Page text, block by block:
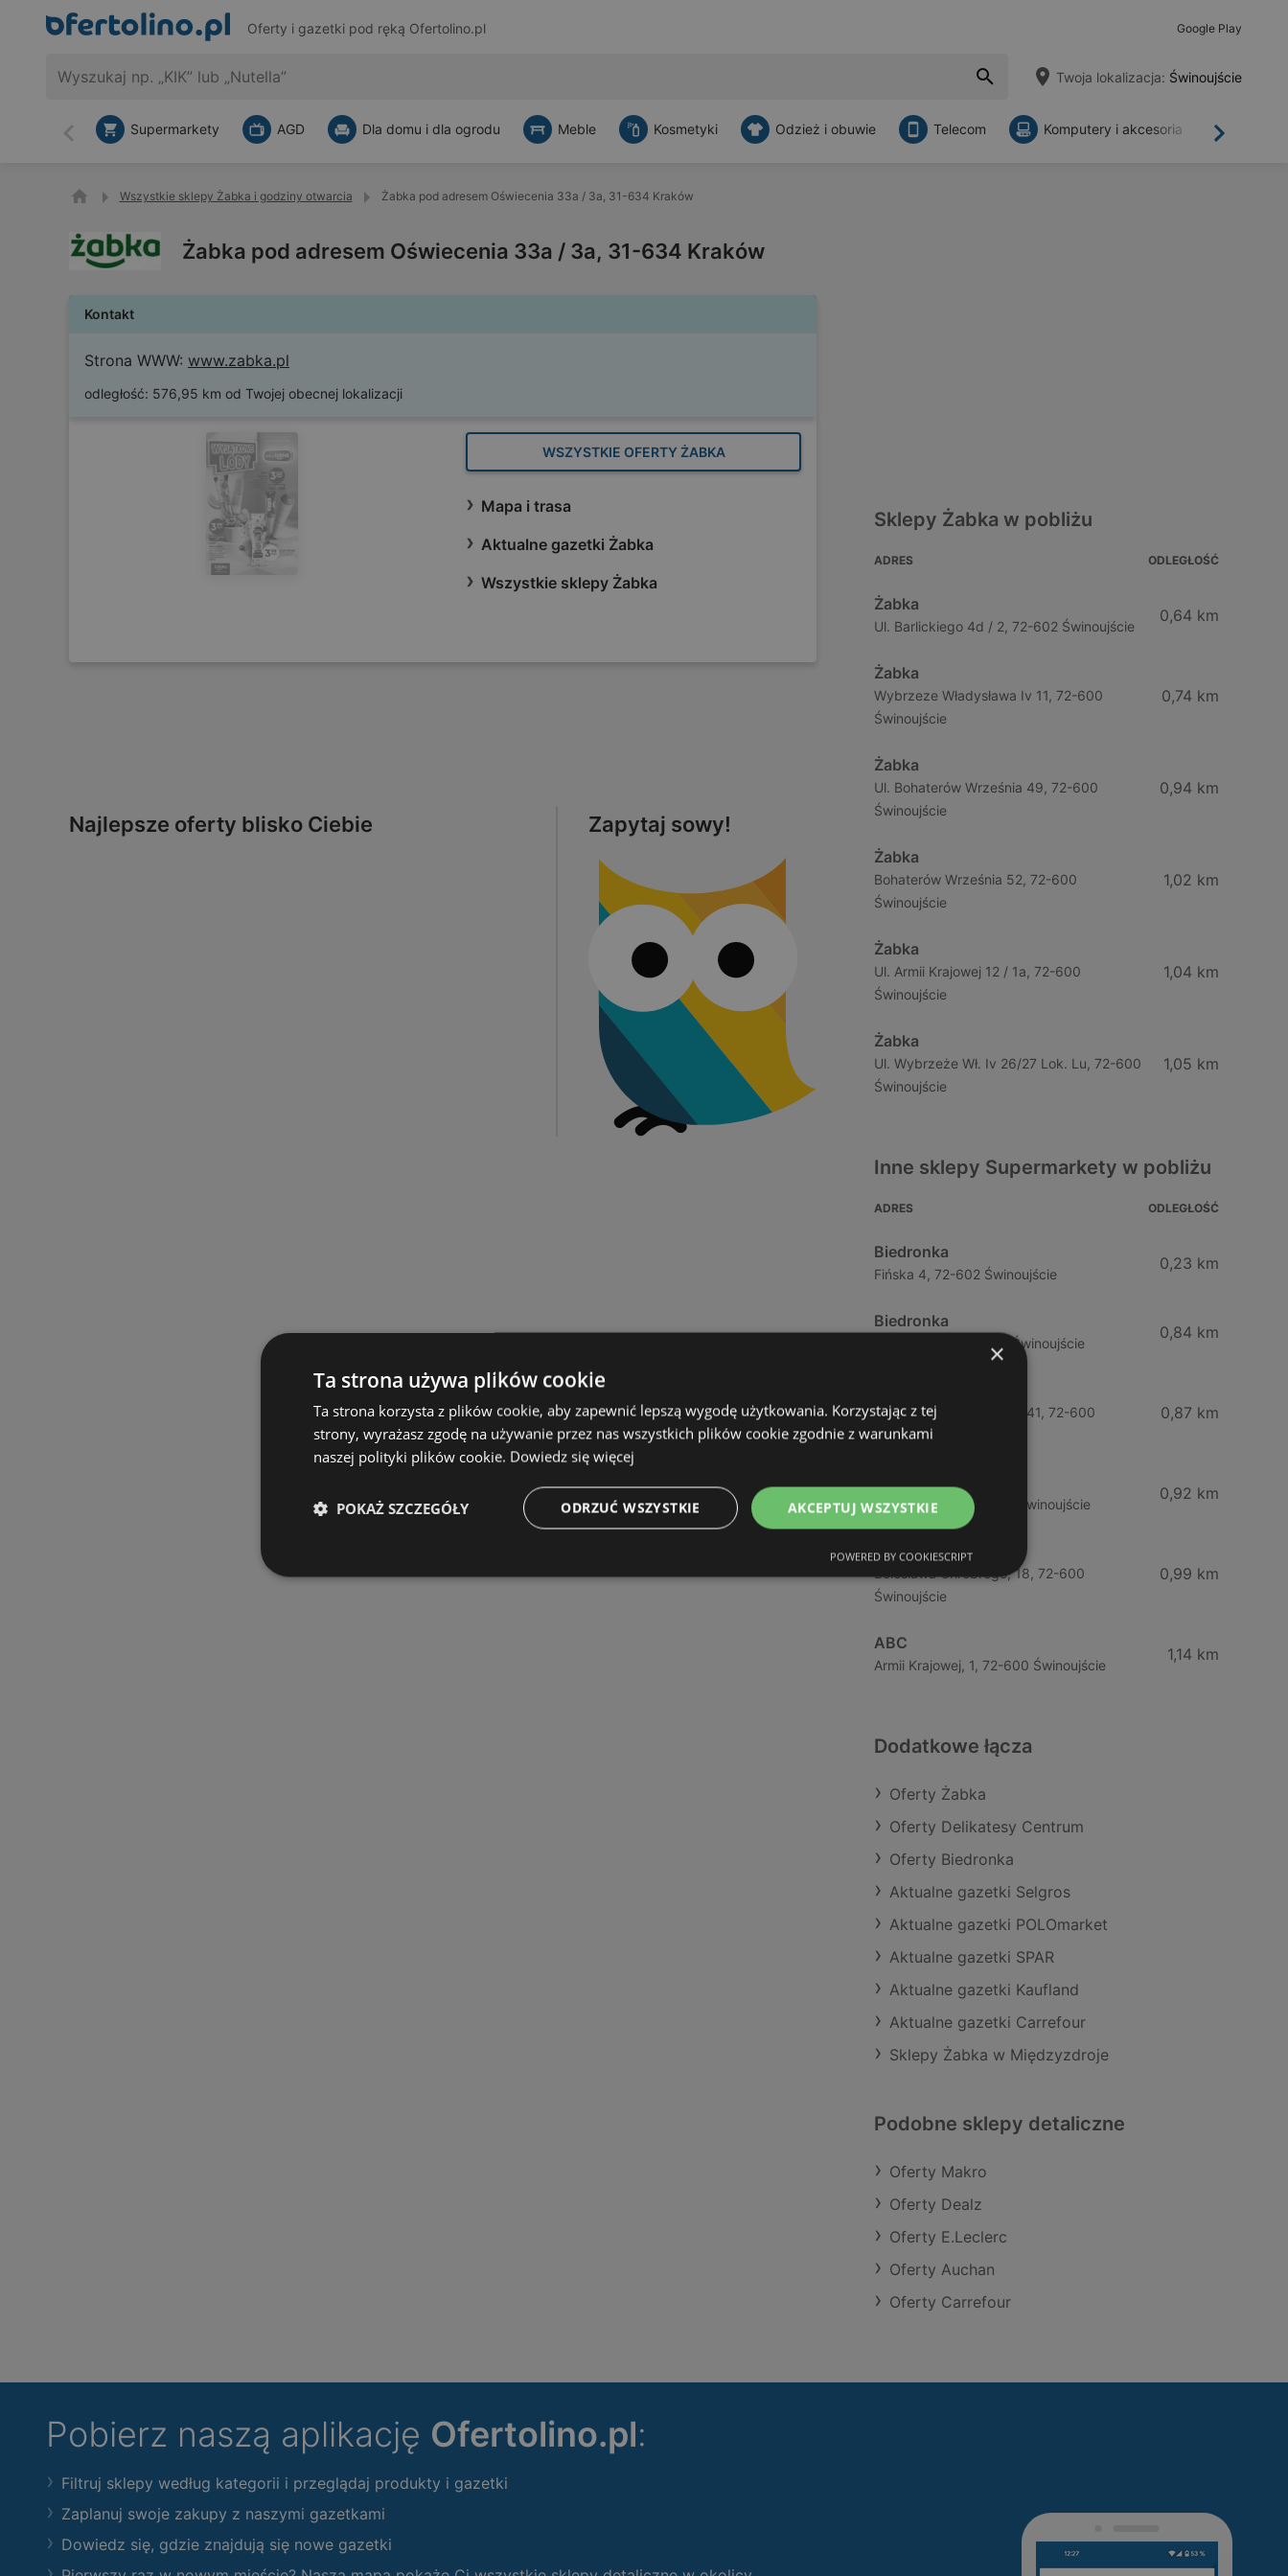
Oferty i gazetki pod ręką Ofertolino.pl Google Play
Twoja lokalizacja: Świnoujście
Wstecz Dalej
Supermarkety AGD Dla domu i dla ogrodu Meble Kosmetyki Odzież i obuwie Telecom Komputery i akcesoria
Wszystkie sklepy Żabka i godziny otwarcia Żabka pod adresem Oświecenia 33a / 3a, 31-634 Kraków
Żabka pod adresem Oświecenia 33a / 3a, 31-634 Kraków
Kontakt
Strona WWW: www.zabka.pl
odległość: 576,95 km od Twojej obecnej lokalizacji
WSZYSTKIE OFERTY ŻABKA
Mapa i trasa
Aktualne gazetki Żabka
Wszystkie sklepy Żabka
Najlepsze oferty blisko Ciebie Zapytaj sowy!
Sklepy Żabka w pobliżu
ADRES ODLEGŁOŚĆ
Żabka
Ul. Barlickiego 4d / 2, 72-602 Świnoujście
0,64 km
Żabka
Wybrzeze Władysława Iv 11, 72-600
Świnoujście
0,74 km
Żabka
Ul. Bohaterów Września 49, 72-600
Świnoujście
0,94 km
Żabka
Bohaterów Września 52, 72-600
Świnoujście
1,02 km
Żabka
Ul. Armii Krajowej 12 / 1a, 72-600
Świnoujście
1,04 km
Żabka
Ul. Wybrzeże Wł. Iv 26/27 Lok. Lu, 72-600
Świnoujście
1,05 km
Inne sklepy Supermarkety w pobliżu
ADRES ODLEGŁOŚĆ
Biedronka
Fińska 4, 72-602 Świnoujście
0,23 km
Biedronka
Chrobrego 9, 72-600 Świnoujście
0,84 km
Ul. Bohaterów Września 41, 72-600
Świnoujście
0,87 km
ABC
Barlickiego, 4, 72-600 Świnoujście
0,92 km
ABC
Bolesława Chrobrego, 18, 72-600
Świnoujście
0,99 km
ABC
Armii Krajowej, 1, 72-600 Świnoujście
1,14 km
Dodatkowe łącza
Oferty Żabka
Oferty Delikatesy Centrum
Oferty Biedronka
Aktualne gazetki Selgros
Aktualne gazetki POLOmarket
Aktualne gazetki SPAR
Aktualne gazetki Kaufland
Aktualne gazetki Carrefour
Sklepy Żabka w Międzyzdroje
Podobne sklepy detaliczne
Oferty Makro
Oferty Dealz
Oferty E.Leclerc
Oferty Auchan
Oferty Carrefour
Pobierz naszą aplikację Ofertolino.pl:
Filtruj sklepy według kategorii i przeglądaj produkty i gazetki
Zaplanuj swoje zakupy z naszymi gazetkami
Dowiedz się, gdzie znajdują się nowe gazetki
×
Ta strona używa plików cookie
Ta strona korzysta z plików cookie, aby zapewnić lepszą wygodę użytkowania. Korzystając z tej
strony, wyrażasz zgodę na używanie przez nas wszystkich plików cookie zgodnie z warunkami
naszej polityki plików cookie. Dowiedz się więcej
AKCEPTUJ WSZYSTKIE
ODRZUĆ WSZYSTKIE
POKAŻ SZCZEGÓŁY
POWERED BY COOKIESCRIPT